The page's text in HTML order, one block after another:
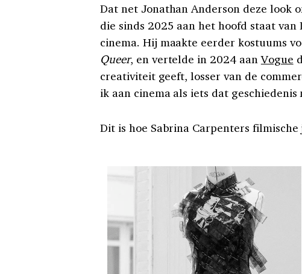
Dat net Jonathan Anderson deze look
die sinds 2025 aan het hoofd staat
cinema. Hij maakte eerder kostuums
Queer, en vertelde in 2024 aanVogue
creativiteit geeft, losser van de
ik aan cinema als iets dat geschiedenis
Dit is hoe Sabrina Carpenters